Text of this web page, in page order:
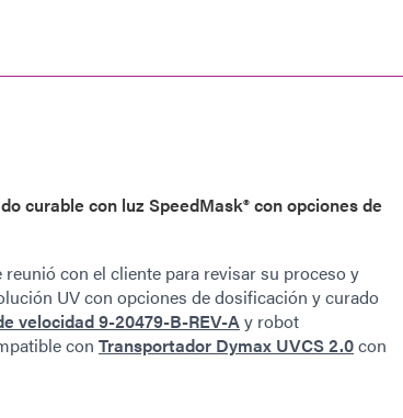
curable con luz SpeedMask® con opciones de
con el cliente para revisar su proceso y
UV con opciones de dosificación y curado
velocidad 9-20479-B-REV-Ay robot
con Transportador Dymax UVCS 2.0con